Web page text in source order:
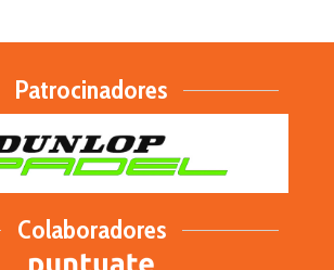
Patrocinadores
Colaboradores